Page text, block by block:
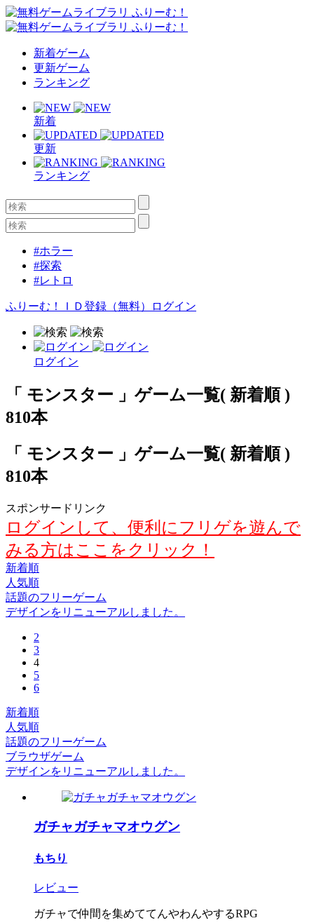
新着ゲーム
更新ゲーム
ランキング
新着
更新
ランキング
#ホラー
#探索
#レトロ
ふりーむ！ＩＤ登録（無料） ログイン
ログイン
「 モンスター 」ゲーム一覧( 新着順 )
810本
「 モンスター 」ゲーム一覧( 新着順 )
810本
スポンサードリンク
ログインして、便利にフリゲを遊んで
みる方はここをクリック！
新着順
人気順
話題のフリーゲーム
デザインをリニューアルしました。
2
3
4
5
6
新着順
人気順
話題のフリーゲーム
ブラウザゲーム
デザインをリニューアルしました。
ガチャガチャマオウグン
もちり
レビュー
ガチャで仲間を集めててんやわんやするRPG